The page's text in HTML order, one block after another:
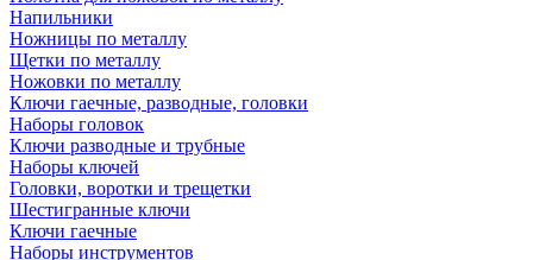
Напильники
Ножницы по металлу
Щетки по металлу
Ножовки по металлу
Ключи гаечные, разводные, головки
Наборы головок
Ключи разводные и трубные
Наборы ключей
Головки, воротки и трещетки
Шестигранные ключи
Ключи гаечные
Наборы инструментов